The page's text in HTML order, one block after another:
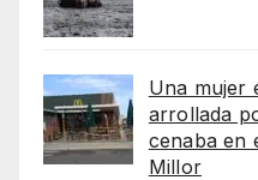
Una mujer
arrollada
cenaba en
Millor